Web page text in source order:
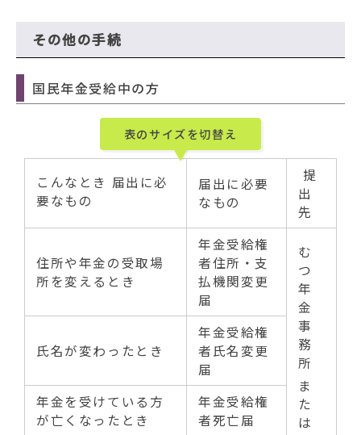
その他の手続
国民年金受給中の方
表のサイズを切替え
こんなとき 届出に必
要なもの
届出に必要
なもの
提
出
先
住所や年金の受取場
所を変えるとき
年金受給権
者住所・支
払機関変更
届
む
つ
年
金
事
務
所
ま
た
は
氏名が変わったとき
年金受給権
者氏名変更
届
年金を受けている方
が亡くなったとき
年金受給権
者死亡届